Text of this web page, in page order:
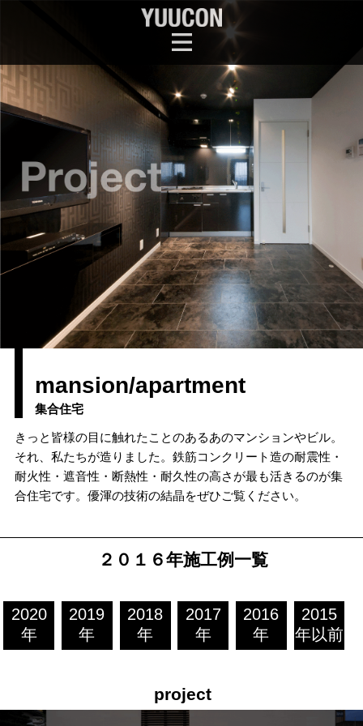
mansion/apartment
集合住宅
きっと皆様の目に触れたことのあるあのマンションやビル。
それ、私たちが造りました。鉄筋コンクリート造の耐震性・
耐火性・遮音性・断熱性・耐久性の高さが最も活きるのが集
合住宅です。優渾の技術の結晶をぜひご覧ください。
２０１６年施工例一覧
2020
年
2019
年
2018
年
2017
年
2016
年
2015
年以前
project